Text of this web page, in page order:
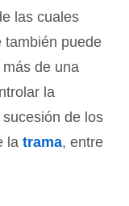
las cuales
también puede
de una
la
de los
la trama, entre